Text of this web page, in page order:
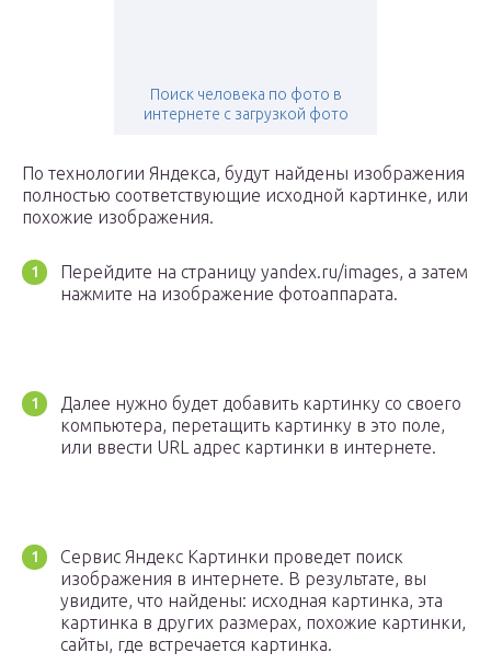
Поиск человека по фото в
интернете с загрузкой фото
По технологии Яндекса, будут найдены изображения
полностью соответствующие исходной картинке, или
похожие изображения.
Перейдите на страницу yandex.ru/images, а затем
нажмите на изображение фотоаппарата.
Далее нужно будет добавить картинку со своего
компьютера, перетащить картинку в это поле,
или ввести URL адрес картинки в интернете.
Сервис Яндекс Картинки проведет поиск
изображения в интернете. В результате, вы
увидите, что найдены: исходная картинка, эта
картинка в других размерах, похожие картинки,
сайты, где встречается картинка.